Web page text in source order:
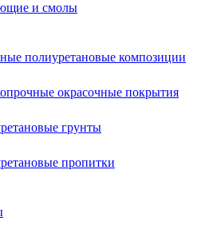
и смолы
полиуретановые композиции
окрасочные покрытия
грунты
пропитки